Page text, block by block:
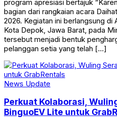
program apresiasi bertajuk
bagian dari rangkaian acara
2026. Kegiatan ini berlangsung di
Kota Depok, Jawa Barat, pada
tersebut menjadi bentuk
pelanggan setia yang telah […]
News Update
Perkuat Kolaborasi,
BinguoEV Lite untuk